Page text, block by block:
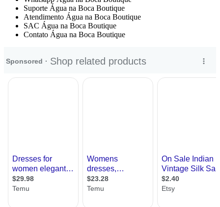
Suporte Água na Boca Boutique
Atendimento Água na Boca Boutique
SAC Água na Boca Boutique
Contato Água na Boca Boutique